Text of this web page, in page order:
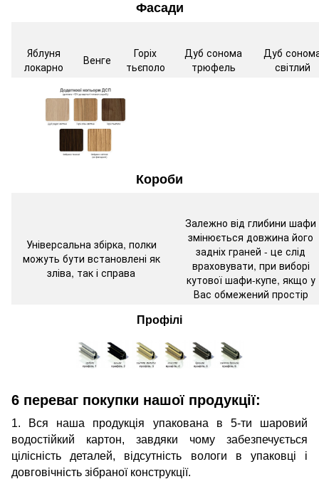
Фасади
Яблуня
локарно
Венге
Горіх
тьєполо
Дуб сонома
трюфель
Дуб
світлий
Короби
Універсальна збірка, полки
можуть бути встановлені як
зліва, так і справа
Залежно від глибини шафи
змінюється довжина його
задніх граней - це слід
враховувати, при виборі
кутової шафи-купе, якщо у
Вас обмежений простір
Профілі
6 переваг покупки нашої продукції:
1. Вся наша продукція упакована в 5-ти шаровий
водостійкий картон, завдяки чому забезпечується
цілісність деталей, відсутність вологи в упаковці і
довговічність зібраної конструкції.